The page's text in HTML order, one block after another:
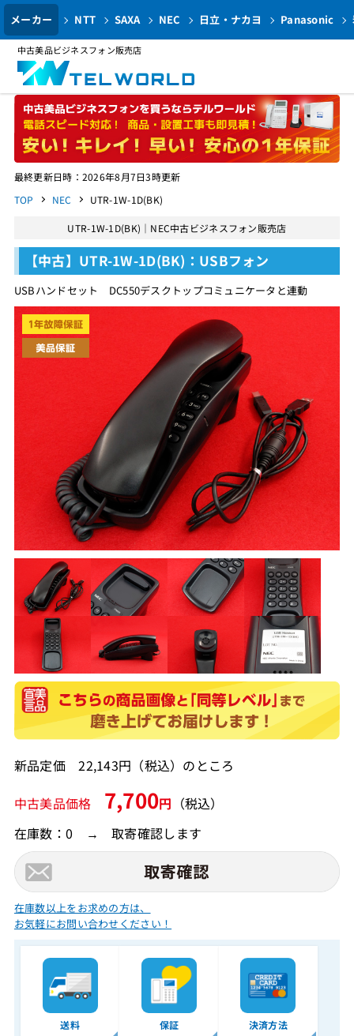
メーカー NTT SAXA NEC 日立・ナカヨ Panasonic
中古美品ビジネスフォン販売店
最終更新日時：2026年8月7日3時更新
TOP
NEC UTR-1W-1D(BK)
UTR-1W-1D(BK)｜NEC中古ビジネスフォン販売店
【中古】UTR-1W-1D(BK)：USBフォン
USBハンドセット DC550デスクトップコミュニケータと連動
新品定価 22,143円（税込）のところ
中古美品価格 7,700円 （税込）
在庫数：0 → 取寄確認します
在庫数以上をお求めの方は、
お気軽にお問い合わせください！
送料 保証 決済方法